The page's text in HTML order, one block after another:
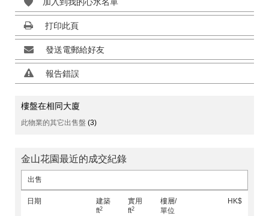
加入到我的心水名單
打印此頁
發送電郵給好友
報告錯誤
樓盤在相同大廈
此物業的其它出售盤 (3)
金山花園最近的成交紀錄
出售
日期
建築
ft2
實用
ft2
樓層/
單位
HK$